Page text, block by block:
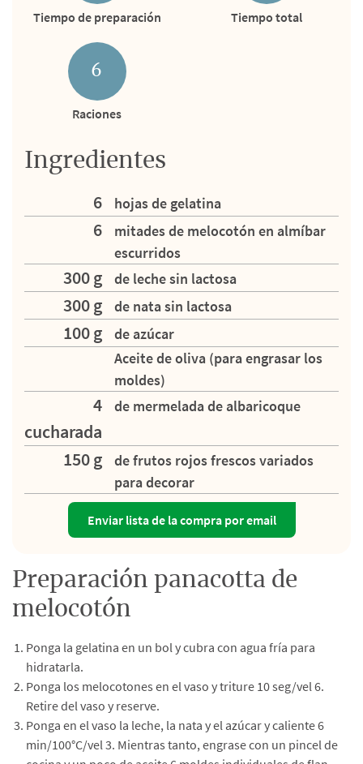
Tiempo de preparación Tiempo total
6
Raciones
Ingredientes
6
hojas de gelatina
6
mitades de melocotón en almíbar
escurridos
300 g de leche sin lactosa
300 g de nata sin lactosa
100 g
de azúcar
Aceite de oliva (para engrasar los
moldes)
4
cucharada
de mermelada de albaricoque
150 g
de frutos rojos frescos variados
para decorar
Enviar lista de la compra por email
Preparación panacotta de
melocotón
Ponga la gelatina en un bol y cubra con agua fría para
hidratarla.
Ponga los melocotones en el vaso y triture 10 seg/vel 6.
Retire del vaso y reserve.
Ponga en el vaso la leche, la nata y el azúcar y caliente 6
min/100°C/vel 3. Mientras tanto, engrase con un pincel de